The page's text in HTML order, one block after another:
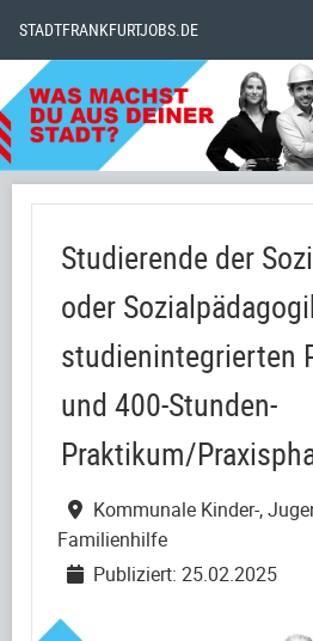
STADTFRANKFURTJOBS.DE
Studierende der
oder
studienintegrierten
und 400-Stunden-
Praktikum/
Kommunale Kinder-,
Familienhilfe
Publiziert: 25.02.2025